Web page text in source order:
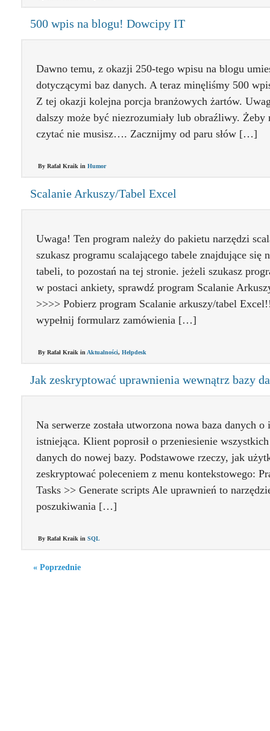
500 wpis na blogu! Dowcipy IT
Dawno temu, z okazji 250-tego wpisu na blogu
dotyczącymi baz danych. A teraz minęliśmy 500
Z tej okazji kolejna porcja branżowych żartów.
dalszy może być niezrozumiały lub obraźliwy. Żeby
czytać nie musisz…. Zacznijmy od paru słów […]
By Rafał Kraik in Humor
Scalanie Arkuszy/Tabel Excel
Uwaga! Ten program należy do pakietu narzędzi
szukasz programu scalającego tabele znajdujące się
tabeli, to pozostań na tej stronie. jeżeli szukasz
w postaci ankiety, sprawdź program Scalanie
>>>> Pobierz program Scalanie arkuszy/tabel
wypełnij formularz zamówienia […]
By Rafał Kraik in Aktualności, Helpdesk
Jak zeskryptować uprawnienia wewnątrz bazy
Na serwerze została utworzona nowa baza danych
istniejąca. Klient poprosił o przeniesienie
danych do nowej bazy. Podstawowe rzeczy, jak
zeskryptować poleceniem z menu kontekstowego:
Tasks >> Generate scripts Ale uprawnień to
poszukiwania […]
By Rafał Kraik in SQL
« Poprzednie